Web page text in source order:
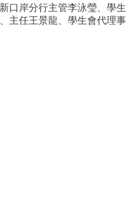
口岸分行主管李泳瑩、學生
主任王景龍、學生會代理事